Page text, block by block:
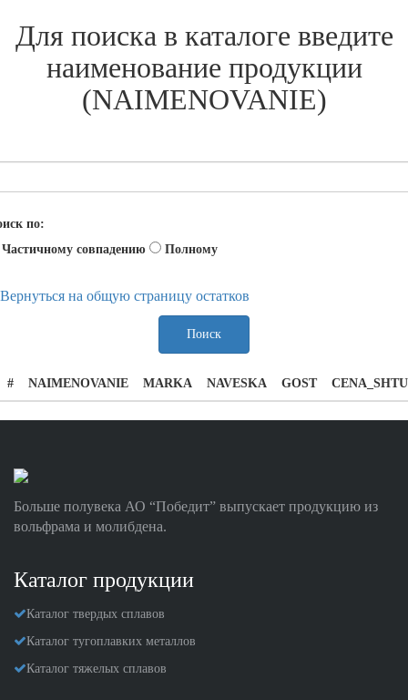
Для поиска в каталоге введите
наименование продукции
(NAIMENOVANIE)
по:
совпадению
Полному
Вернуться на общую страницу остатков
Поиск
# NAIMENOVANIE MARKA NAVESKA GOST
Больше полувека АО “Победит” выпускает продукцию из
вольфрама и молибдена.
Каталог продукции
Каталог твердых сплавов
Каталог тугоплавких металлов
Каталог тяжелых сплавов